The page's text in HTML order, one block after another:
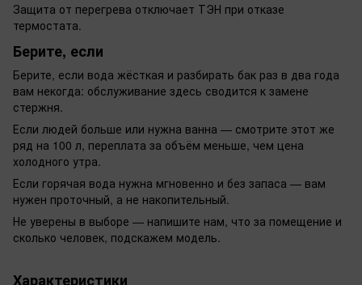
Защита от перегрева отключает ТЭН при отказе
термостата.
Берите, если
Берите, если вода жёсткая и разбирать бак раз в два года
вам некогда: обслуживание здесь сводится к замене
стержня.
Если людей больше или нужна ванна — смотрите этот же
ряд на 100 л, переплата за объём меньше, чем цена
холодного утра.
Если горячая вода нужна мгновенно и без запаса — вам
нужен проточный, а не накопительный.
Не уверены в выборе — напишите нам, что за помещение и
сколько человек, подскажем модель.
Характеристики